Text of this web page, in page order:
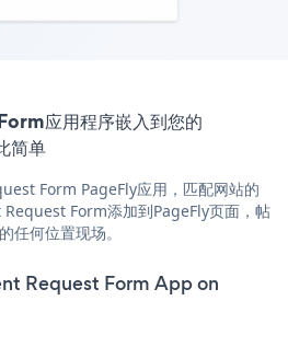
应用程序嵌入到您的
简单
Form PageFly应用，匹配网站的
Form添加到PageFly页面，帖
任何位置现场。
Request Form App on